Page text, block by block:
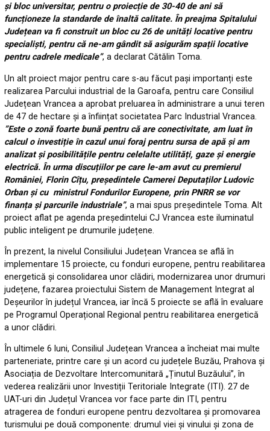
și bloc universitar, pentru o proiecție de 30-40 de ani să
funcționeze la standarde de înaltă calitate. În preajma Spitalului
Județean va fi construit un bloc cu 26 de unități locative pentru
specialiști, pentru că ne-am gândit să asigurăm spații locative
pentru cadrele medicale”, a declarat Cătălin Toma.
Un alt proiect major pentru care s-au făcut pași importanți este
realizarea Parcului industrial de la Garoafa, pentru care Consiliul
Județean Vrancea a aprobat preluarea în administrare a unui teren
de 47 de hectare și a înființat societatea Parc Industrial Vrancea.
”Este o zonă foarte bună pentru că are conectivitate, am luat în
calcul o investiție în cazul unui foraj pentru sursa de apă și am
analizat și posibilitățile pentru celelalte utilități, gaze și energie
electrică. În urma discuțiilor pe care le-am avut cu premierul
României, Florin Cîțu, președintele Camerei Deputaților Ludovic
Orban și cu ministrul Fondurilor Europene, prin PNRR se vor
finanța și parcurile industriale”, a mai spus președintele Toma. Alt
proiect aflat pe agenda președintelui CJ Vrancea este iluminatul
public inteligent pe drumurile județene.
În prezent, la nivelul Consiliului Județean Vrancea se află în
implementare 15 proiecte, cu fonduri europene, pentru reabilitarea
energetică și consolidarea unor clădiri, modernizarea unor drumuri
județene, fazarea proiectului Sistem de Management Integrat al
Deșeurilor în județul Vrancea, iar încă 5 proiecte se află în evaluare
pe Programul Operațional Regional pentru reabilitarea energetică
a unor clădiri.
În ultimele 6 luni, Consiliul Județean Vrancea a încheiat mai multe
parteneriate, printre care și un acord cu județele Buzău, Prahova și
Asociația de Dezvoltare Intercomunitară „Ținutul Buzăului”, în
vederea realizării unor Investiții Teritoriale Integrate (ITI). 27 de
UAT-uri din Județul Vrancea vor face parte din ITI, pentru
atragerea de fonduri europene pentru dezvoltarea și promovarea
turismului pe două componente: drumul viei și vinului și zona de